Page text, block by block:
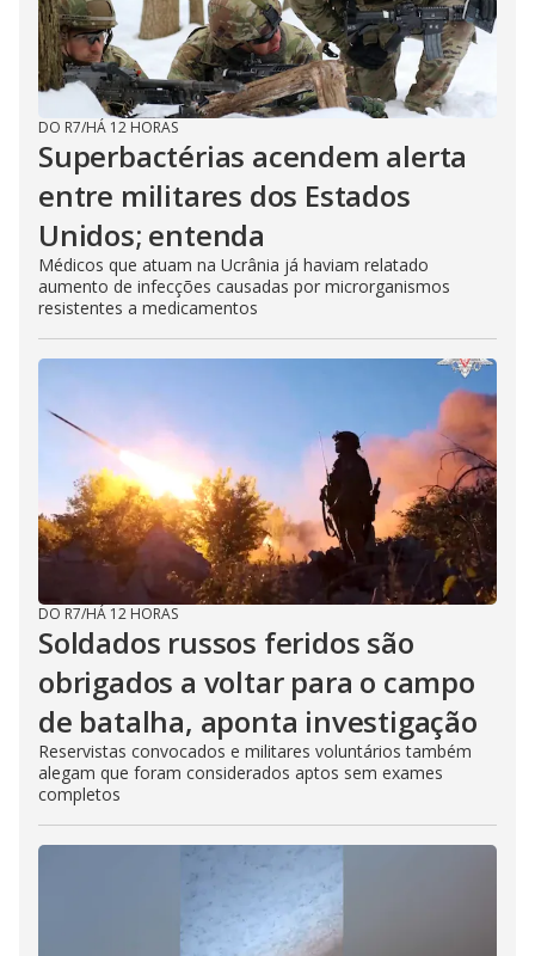
DO R7/HÁ 12 HORAS
Superbactérias acendem alerta
entre militares dos Estados
Unidos; entenda
Médicos que atuam na Ucrânia já haviam relatado
aumento de infecções causadas por microrganismos
resistentes a medicamentos
DO R7/HÁ 12 HORAS
Soldados russos feridos são
obrigados a voltar para o campo
de batalha, aponta investigação
Reservistas convocados e militares voluntários também
alegam que foram considerados aptos sem exames
completos